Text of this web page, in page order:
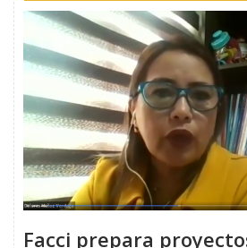
Facci prepara